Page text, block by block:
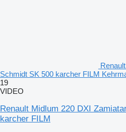
Schmidt SK 500 karcher FILM
19
VIDEO
Renault Midlum 220 DXI
karcher FILM